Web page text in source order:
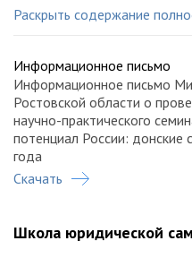
Российского общества
гинекологов Ростовской
Междисциплинарной
репродуктивной
Журнала «StatusPraesens.
бесплодный брак»
Научный и технический
StatusPraesens
Раскрыть содержание
Информационное письмо
Информационное письмо
Ростовской области о
научно-практического
потенциал России:
года
Скачать
Школа юридической